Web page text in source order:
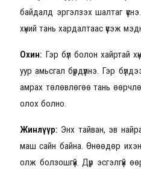
байдалд эргэлзэх шалтаг
хүний тань хардалтаас үүсэж
Охин: Гэр бүл болон хайртай
уур амьсгал бүрдүүлнэ. Гэр
амрах төлөвлөгөө тань
олох болно.
Жинлүүр: Энх тайван, эв
маш сайн байна. Өнөөдөр
олж болзошгүй. Дүр эсгэлгүй